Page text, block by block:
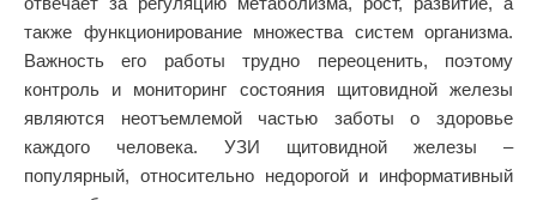
также функционирование множества систем организма.
Важность его работы трудно переоценить, поэтому
контроль и мониторинг состояния щитовидной железы
являются неотъемлемой частью заботы о здоровье
каждого человека. УЗИ щитовидной железы –
популярный, относительно недорогой и информативный